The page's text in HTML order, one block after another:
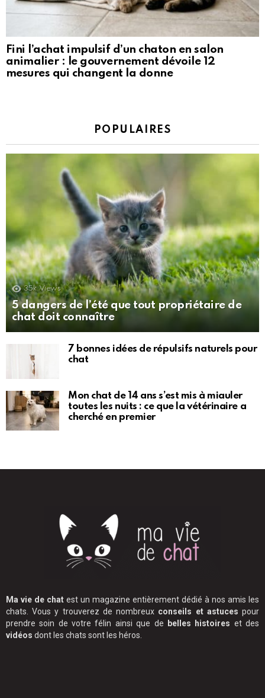
Fini l’achat impulsif d’un chaton en salon
animalier : le gouvernement dévoile 12
mesures qui changent la donne
POPULAIRES
35k Views
5 dangers de l’été que tout propriétaire de
chat doit connaître
7 bonnes idées de répulsifs naturels pour
chat
Mon chat de 14 ans s’est mis à miauler
toutes les nuits : ce que la vétérinaire a
cherché en premier
Ma vie de chat est un magazine entièrement dédié à nos amis les
chats. Vous y trouverez de nombreux conseils et astuces pour
prendre soin de votre félin ainsi que de
belles histoires et des
vidéos dont les chats sont les héros.